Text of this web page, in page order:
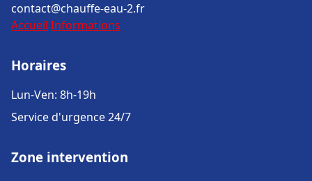
contact@chauffe-eau-2.fr
Accueil Informations
Horaires
Lun-Ven: 8h-19h
Service d'urgence 24/7
Zone intervention